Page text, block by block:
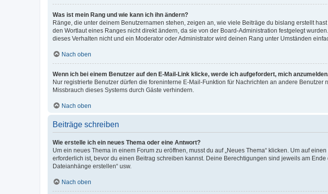
Was ist mein Rang und wie kann ich ihn ändern?
Ränge, die unter deinem Benutzernamen stehen, zeigen an, wie viele Beiträge du bislang erstellt
den Wortlaut eines Ranges nicht direkt ändern, da sie von der Board-Administration festgelegt
dieses Verhalten nicht und ein Moderator oder Administrator wird deinen Rang unter Umständen
Nach oben
Wenn ich bei einem Benutzer auf den E-Mail-Link klicke, werde ich aufgefordert, mich
Nur registrierte Benutzer dürfen die foreninterne E-Mail-Funktion für Nachrichten an andere
Missbrauch dieses Systems durch Gäste verhindern.
Nach oben
Beiträge schreiben
Wie erstelle ich ein neues Thema oder eine Antwort?
Um ein neues Thema in einem Forum zu eröffnen, musst du auf „Neues Thema“ klicken. Um auf
erforderlich ist, bevor du einen Beitrag schreiben kannst. Deine Berechtigungen sind jeweils am
Dateianhänge erstellen“ usw.
Nach oben